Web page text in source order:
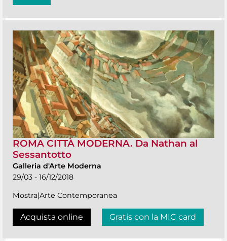
ROMA CITTÀ MODERNA. Da Nathan al
Sessantotto
Galleria d'Arte Moderna
29/03 - 16/12/2018
Mostra|Arte Contemporanea
Acquista online Gratis con la MIC card